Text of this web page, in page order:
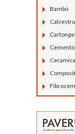
Bambù
Cemento
Ceramica